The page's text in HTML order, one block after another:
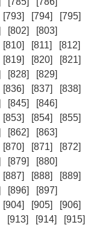
[793] [794]
[795]
[802]
[803]
[810] [811]
[812]
[819] [820]
[821]
[828]
[829]
[836] [837]
[838]
[845]
[846]
[853] [854]
[855]
[862]
[863]
[870] [871]
[872]
[879]
[880]
[887] [888]
[889]
[896]
[897]
[904] [905]
[906]
[913] [914] [915]